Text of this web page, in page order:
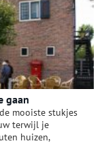
gaan
mooiste stukjes
terwijl je
huizen,